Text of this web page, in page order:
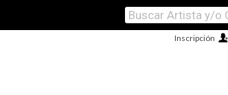
Inscripción